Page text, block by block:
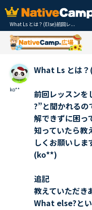
What Ls とは？(Else)前回レ...
ko**
What Ls とは
前回レッスン
?”と聞かれる
解できずに困っ
知っていたら教
しくお願いしま
(ko**)
追記
教えていただき
What else?と